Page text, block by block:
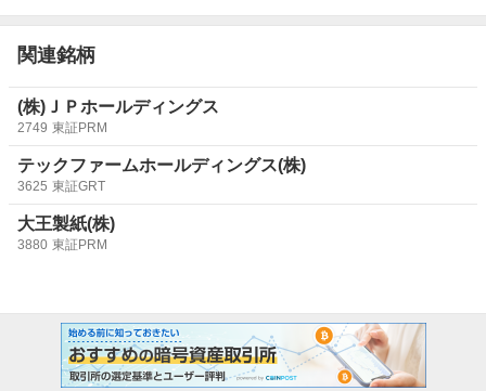
関連銘柄
(株)ＪＰホールディングス
2749 東証PRM
テックファームホールディングス(株)
3625 東証GRT
大王製紙(株)
3880 東証PRM